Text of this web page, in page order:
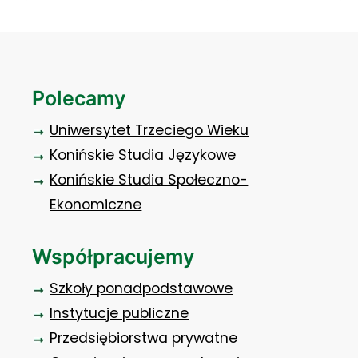
Polecamy
Uniwersytet Trzeciego Wieku
Konińskie Studia Językowe
Konińskie Studia Społeczno-
Ekonomiczne
Współpracujemy
Szkoły ponadpodstawowe
Instytucje publiczne
Przedsiębiorstwa prywatne